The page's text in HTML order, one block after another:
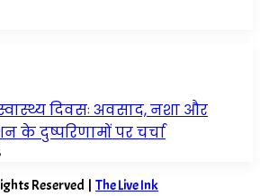
दिवसः अवसाद, नशा और
के दुष्परिणामों पर चर्चा
Reserved | The Live Ink